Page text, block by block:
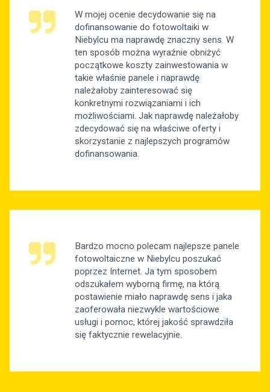
W mojej ocenie decydowanie się na
dofinansowanie do fotowoltaiki w
Niebylcu ma naprawdę znaczny sens. W
ten sposób można wyraźnie obniżyć
początkowe koszty zainwestowania w
takie właśnie panele i naprawdę
należałoby zainteresować się
konkretnymi rozwiązaniami i ich
możliwościami. Jak naprawdę należałoby
zdecydować się na właściwe oferty i
skorzystanie z najlepszych programów
dofinansowania.
Bardzo mocno polecam najlepsze panele
fotowoltaiczne w Niebylcu poszukać
poprzez Internet. Ja tym sposobem
odszukałem wyborną firmę, na którą
postawienie miało naprawdę sens i jaka
zaoferowała niezwykle wartościowe
usługi i pomoc, której jakość sprawdziła
się faktycznie rewelacyjnie.